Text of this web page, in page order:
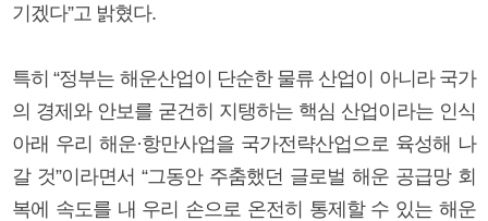
기겠다”고 밝혔다.
특히 “정부는 해운산업이 단순한 물류 산업이 아니라 국가
의 경제와 안보를 굳건히 지탱하는 핵심 산업이라는 인식
아래 우리 해운·항만사업을 국가전략산업으로 육성해 나
갈 것”이라면서 “그동안 주춤했던 글로벌 해운 공급망 회
복에 속도를 내 우리 손으로 온전히 통제할 수 있는 해운